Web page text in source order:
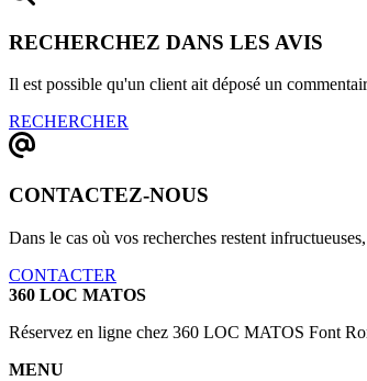
RECHERCHEZ DANS LES AVIS
Il est possible qu'un client ait déposé un
RECHERCHER
CONTACTEZ-NOUS
Dans le cas où vos recherches restent
CONTACTER
360 LOC MATOS
Réservez en ligne chez 360 LOC MATOS Font
MENU